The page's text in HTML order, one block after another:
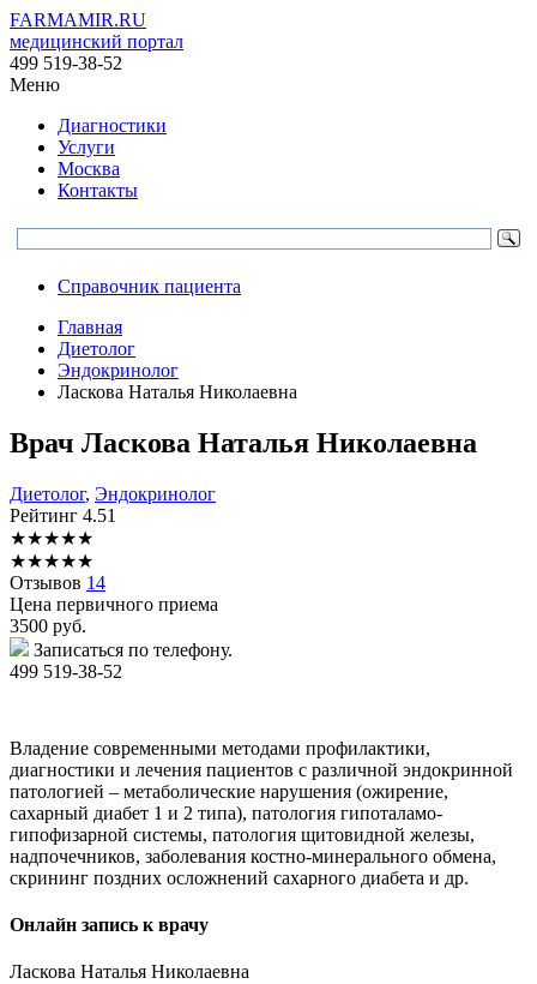
FARMAMIR.RU
медицинский портал
499 519-38-52
Меню
Диагностики
Услуги
Москва
Контакты
Справочник пациента
Главная
Диетолог
Эндокринолог
Ласкова Наталья Николаевна
Врач Ласкова Наталья Николаевна
Диетолог, Эндокринолог
Рейтинг 4.51
★★★★★
★★★★★
Отзывов 14
Цена первичного приема
3500 руб.
Записаться по телефону.
499 519-38-52
Владение современными методами профилактики,
диагностики и лечения пациентов с различной эндокринной
патологией – метаболические нарушения (ожирение,
сахарный диабет 1 и 2 типа), патология гипоталамо-
гипофизарной системы, патология щитовидной железы,
надпочечников, заболевания костно-минерального обмена,
скрининг поздних осложнений сахарного диабета и др.
Онлайн запись к врачу
Ласкова Наталья Николаевна